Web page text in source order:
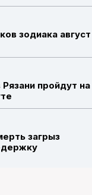
зодиака август
пройдут на
загрыз